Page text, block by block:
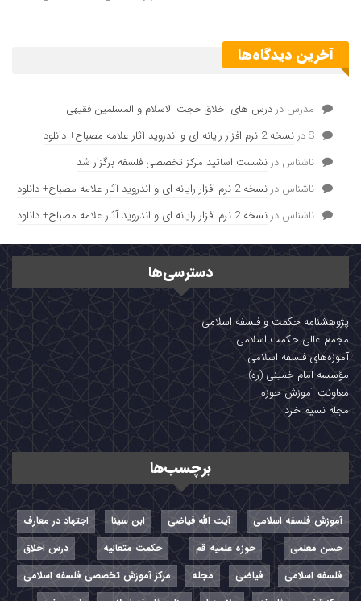
آخرین دیدگاه‌ها
مدرس در درس های اخلاق حجت الاسلام و المسلمین فقیهی
Sدر نسخه 2 نرم افزار رایانه ای و اندروید آثار علامه مصباح+ دانلود
ناشناس در نشست اساتید مرکز تخصصی فلسفه برگزار شد
ناشناس در نسخه 2 نرم افزار رایانه ای و اندروید آثار علامه مصباح+ دانلود
ناشناس در نسخه 2 نرم افزار رایانه ای و اندروید آثار علامه مصباح+ دانلود
دسترسی‌ها
پژوهشنامه حکمت و فلسفه اسلامی
مجمع عالی حکمت اسلامی
آموزه‌های فلسفه اسلامی
مؤسسه امام خمینی (ره)
معاونت آموزش حوزه
مجله نسیم خرد
برچسب‌ها
آموزش فلسفه اسلامی آیت الله فیاضی ابن سینا
اجتهاد در معارف
حسن معلمی
حوزه علمیه قم حکمت متعالیه
درس اخلاق
فلسفه اسلامی
فیاضی مجله
مرکز آموزش تخصصی فلسفه اسلامی